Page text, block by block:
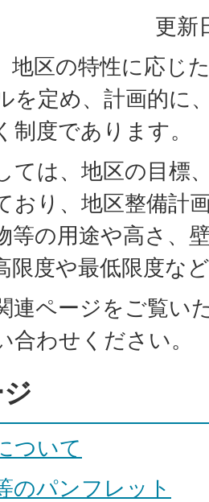
更新
地区の特性に応じ
を定め、計画的に
制度であります。
ては、地区の目標
おり、地区整備計
等の用途や高さ、
限度や最低限度な
連ページをご覧い
合わせください。
ついて
のパンフレット